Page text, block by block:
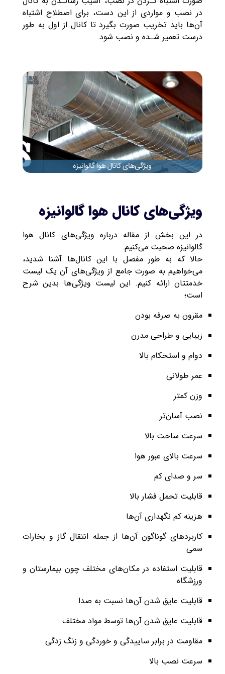
در نصب و مواردی از این دست، برای اصطلاح اشتباه
آن‌ها باید تخریب صورت بگیرد تا کانال از اول به طور
درست تعمیر شـده و نصب شود.
ویژگی‌های کانال هوا گالوانیزه
در این بخش از مقاله درباره ویژگی‌‌های کانال هوا
گالوانیزه صحبت می‌کنیم.
حالا که به طور مفصل با این کانال‌ها آشنا شدید،
می‌خواهیم به صورت جامع از ویژگی‌های آن یک لیست
خدمتتان ارائه کنیم. این لیست ویژگی‌ها بدین شرح
است؛
مقرون به صرفه بودن
زیبایی و طراحی مدرن
دوام و استحکام بالا
عمر طولانی
وزن کمتر
نصب آسان‌تر
سرعت ساخت بالا
سرعت بالای عبور هوا
سر و صدای کم
قابلیت تحمل فشار بالا
هزینه کم نگهداری آن‌ها
کاربردهای گوناگون آن‌ها از جمله انتقال گاز و بخارات
سمی
قابلیت استفاده در مکان‌های مختلف چون بیمارستا‌ن و
ورزشگاه
قابلیت عایق شدن آن‌ها نسبت به صدا
قابلیت عایق شدن آن‌ها توسط مواد مختلف
مقاومت در برابر ساییدگی و خوردگی و زنگ زدگی
سرعت نصب بالا